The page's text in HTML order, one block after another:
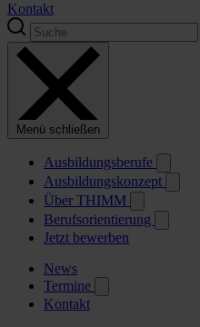
Kontakt
Menü schließen
Ausbildungsberufe
Ausbildungskonzept
Über THIMM
Berufsorientierung
Jetzt bewerben
News
Termine
Kontakt